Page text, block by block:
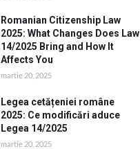
Romanian Citizenship Law
2025: What Changes Does Law
14/2025 Bring and How It
Affects You
martie 20, 2025
Legea cetățeniei române
2025: Ce modificări aduce
Legea 14/2025
martie 20, 2025